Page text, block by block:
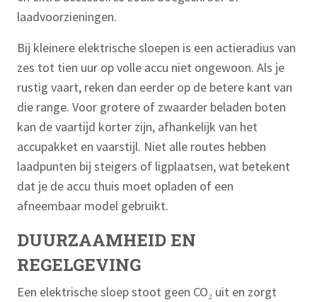
laadvoorzieningen.
Bij kleinere elektrische sloepen is een actieradius van
zes tot tien uur op volle accu niet ongewoon. Als je
rustig vaart, reken dan eerder op de betere kant van
die range. Voor grotere of zwaarder beladen boten
kan de vaartijd korter zijn, afhankelijk van het
accupakket en vaarstijl. Niet alle routes hebben
laadpunten bij steigers of ligplaatsen, wat betekent
dat je de accu thuis moet opladen of een
afneembaar model gebruikt.
DUURZAAMHEID EN
REGELGEVING
Een elektrische sloep stoot geen CO₂ uit en zorgt